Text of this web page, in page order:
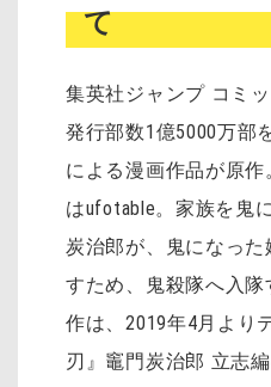
て
集英社ジャンプ コミ
発行部数1億5000万部
による漫画作品が原
はufotable。家族を鬼
炭治郎が、鬼になっ
すため、鬼殺隊へ入
作は、2019年4月より
刃』竈門炭治郎 立志